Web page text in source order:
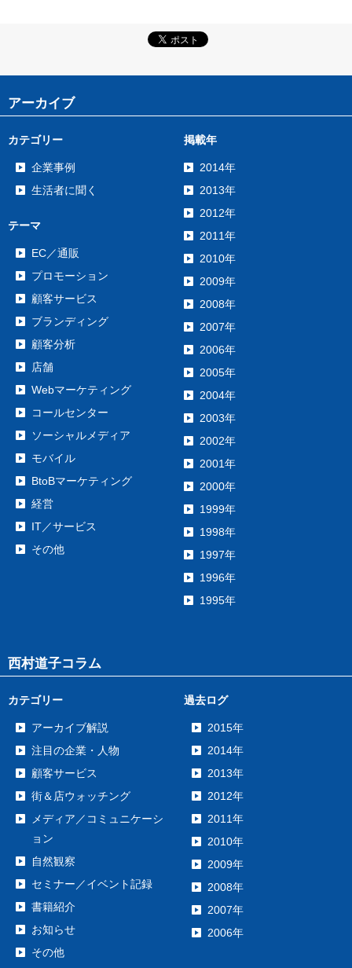
アーカイブ
カテゴリー
企業事例
生活者に聞く
テーマ
EC／通販
プロモーション
顧客サービス
ブランディング
顧客分析
店舗
Webマーケティング
コールセンター
ソーシャルメディア
モバイル
BtoBマーケティング
経営
IT／サービス
その他
掲載年
2014年
2013年
2012年
2011年
2010年
2009年
2008年
2007年
2006年
2005年
2004年
2003年
2002年
2001年
2000年
1999年
1998年
1997年
1996年
1995年
西村道子コラム
カテゴリー
アーカイブ解説
注目の企業・人物
顧客サービス
街＆店ウォッチング
メディア／コミュニケーシ
ョン
自然観察
セミナー／イベント記録
書籍紹介
お知らせ
その他
過去ログ
2015年
2014年
2013年
2012年
2011年
2010年
2009年
2008年
2007年
2006年